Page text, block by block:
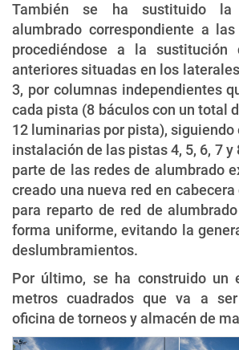
También se ha sustituido la
alumbrado correspondiente a
procediéndose a la
anteriores situadas en los
3, por columnas independientes
cada pista (8 báculos con un total
12 luminarias por pista), siguiendo
instalación de las pistas 4, 5, 6, 7
parte de las redes de alumbrado
creado una nueva red en
para reparto de red de
forma uniforme, evitando la
deslumbramientos.
Por último, se ha construido un
metros cuadrados que va a
oficina de torneos y almacén de